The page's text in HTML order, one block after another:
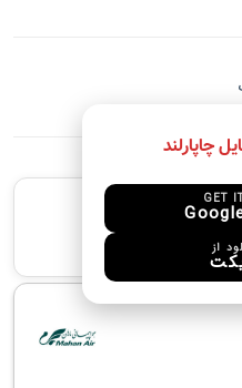
مشابه
مشابه
چاپارلند
GET
از